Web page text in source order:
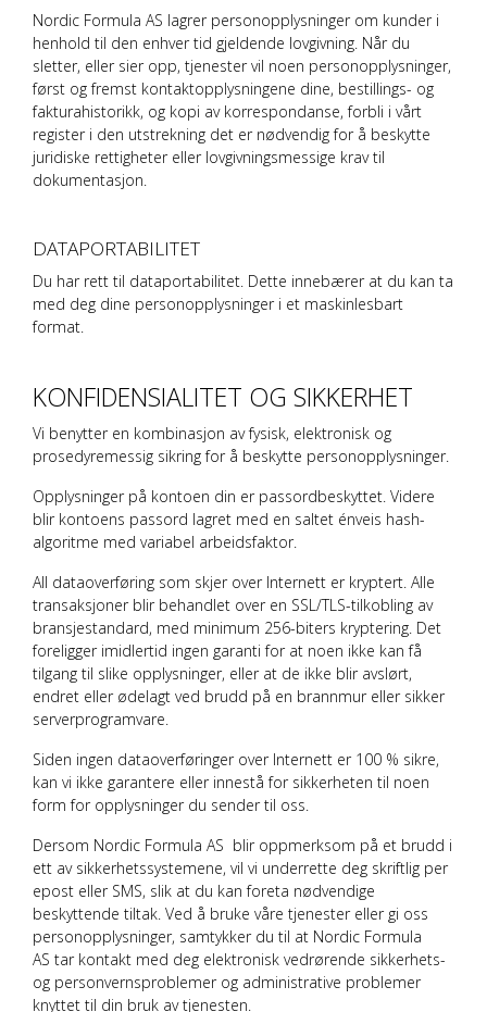
Nordic Formula AS lagrer personopplysninger om kunder i
henhold til den enhver tid gjeldende lovgivning. Når du
sletter, eller sier opp, tjenester vil noen personopplysninger,
først og fremst kontaktopplysningene dine, bestillings- og
fakturahistorikk, og kopi av korrespondanse, forbli i vårt
register i den utstrekning det er nødvendig for å beskytte
juridiske rettigheter eller lovgivningsmessige krav til
dokumentasjon.
DATAPORTABILITET
Du har rett til dataportabilitet. Dette innebærer at du kan ta
med deg dine personopplysninger i et maskinlesbart
format.
KONFIDENSIALITET OG SIKKERHET
Vi benytter en kombinasjon av fysisk, elektronisk og
prosedyremessig sikring for å beskytte personopplysninger.
Opplysninger på kontoen din er passordbeskyttet. Videre
blir kontoens passord lagret med en saltet énveis hash-
algoritme med variabel arbeidsfaktor.
All dataoverføring som skjer over Internett er kryptert. Alle
transaksjoner blir behandlet over en SSL/TLS-tilkobling av
bransjestandard, med minimum 256-biters kryptering. Det
foreligger imidlertid ingen garanti for at noen ikke kan få
tilgang til slike opplysninger, eller at de ikke blir avslørt,
endret eller ødelagt ved brudd på en brannmur eller sikker
serverprogramvare.
Siden ingen dataoverføringer over Internett er 100 % sikre,
kan vi ikke garantere eller innestå for sikkerheten til noen
form for opplysninger du sender til oss.
Dersom Nordic Formula AS blir oppmerksom på et brudd i
ett av sikkerhetssystemene, vil vi underrette deg skriftlig per
epost eller SMS, slik at du kan foreta nødvendige
beskyttende tiltak. Ved å bruke våre tjenester eller gi oss
personopplysninger, samtykker du til at Nordic Formula
AS tar kontakt med deg elektronisk vedrørende sikkerhets-
og personvernsproblemer og administrative problemer
knyttet til din bruk av tjenesten.